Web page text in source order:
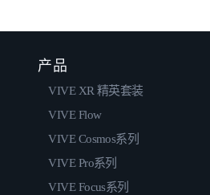
产品
VIVE XR 精英套装
VIVE Flow
VIVE Cosmos系列
VIVE Pro系列
VIVE Focus系列